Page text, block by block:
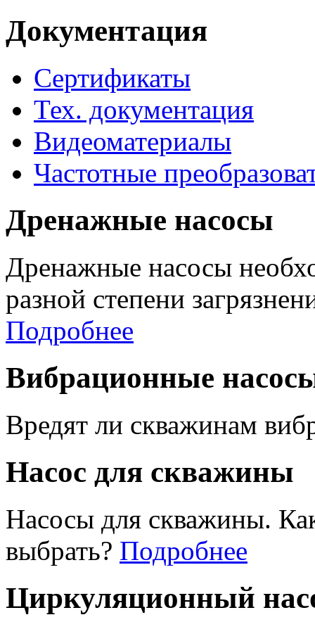
Документация
Сертификаты
Тех. документация
Видеоматериалы
Частотные
Дренажные насосы
Дренажные насосы
разной степени
Подробнее
Вибрационные
Вредят ли скважинам
Насос для скважины
Насосы для скважины.
выбрать? Подробнее
Циркуляционный